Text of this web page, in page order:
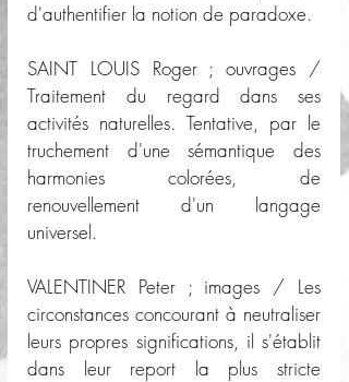
d'authentifier la notion de paradoxe.
SAINT LOUIS Roger ; ouvrages /
Traitement du regard dans ses
activités naturelles. Tentative, par le
truchement d'une sémantique des
harmonies colorées, de
renouvellement d'un langage
universel.
VALENTINER Peter ; images / Les
circonstances concourant à neutraliser
leurs propres significations, il s'établit
dans leur report la plus stricte